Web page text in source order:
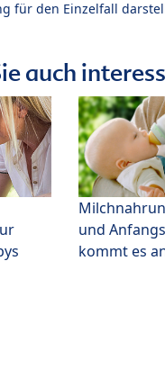
für den Einzelfall
auch
und
kommt es